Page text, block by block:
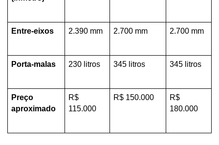
Entre-eixos 2.390 mm 2.700 mm 2.700 mm
Porta-malas 230 litros 345 litros 345 litros
Preço
aproximado
R$
115.000
R$ 150.000
R$
180.000